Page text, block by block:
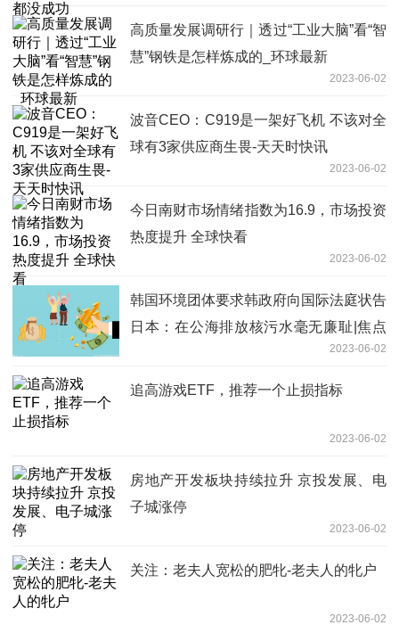
高质量发展调研行｜透过“工业大脑”看“智
慧”钢铁是怎样炼成的_环球最新
2023-06-02
波音CEO：C919是一架好飞机 不该对全
球有3家供应商生畏-天天时快讯
2023-06-02
今日南财市场情绪指数为16.9，市场投资
热度提升 全球快看
2023-06-02
韩国环境团体要求韩政府向国际法庭状告
日本：在公海排放核污水毫无廉耻|焦点
2023-06-02
追高游戏ETF，推荐一个止损指标
2023-06-02
房地产开发板块持续拉升 京投发展、电
子城涨停
2023-06-02
关注：老夫人宽松的肥牝-老夫人的牝户
2023-06-02